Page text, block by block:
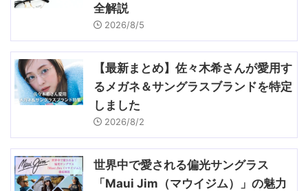
全解説
2026/8/5
【最新まとめ】佐々木希さんが愛用す
るメガネ＆サングラスブランドを特定
しました
2026/8/2
世界中で愛される偏光サングラス
「Maui Jim（マウイジム）」の魅力